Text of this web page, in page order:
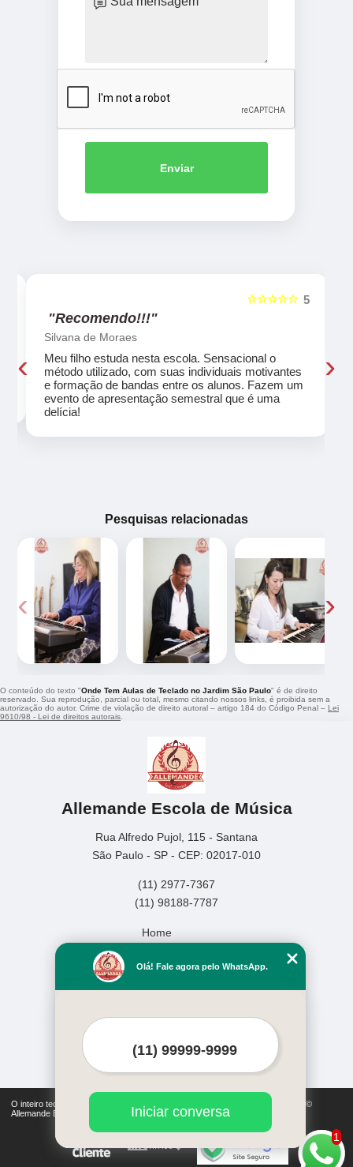
Enviar
5
☆☆☆☆☆
"Recomendo!!!"
Silvana de Moraes
Meu filho estuda nesta escola. Sensacional o
método utilizado, com suas individuais motivantes
e formação de bandas entre os alunos. Fazem um
evento de apresentação semestral que é uma
delícia!
‹ ›
Pesquisas relacionadas
‹ ›
O conteúdo do texto "Onde Tem Aulas de Teclado no Jardim São Paulo" é de direito
reservado. Sua reprodução, parcial ou total, mesmo citando nossos links, é proibida sem a
autorização do autor. Crime de violação de direito autoral – artigo 184 do Código Penal – Lei
9610/98 - Lei de direitos autorais
Allemande Escola de Música
Rua Alfredo Pujol, 115 - Santana
São Paulo - SP - CEP: 02017-010
(11) 2977-7367
(11) 98188-7787
Home
Missão
O inteiro teor deste site está sujeito à proteção de direitos autorais. Copyright©
Allemande Escola de Música (Lei 9610 de 19/02/1998)
1
Olá! Fale agora pelo WhatsApp.
Iniciar conversa